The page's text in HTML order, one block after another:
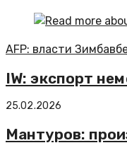
AFP: власти
IW: экспорт
25.02.2026
Мантуров: